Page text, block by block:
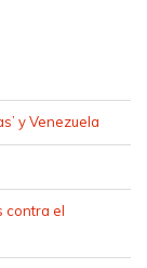
y Venezuela
contra el